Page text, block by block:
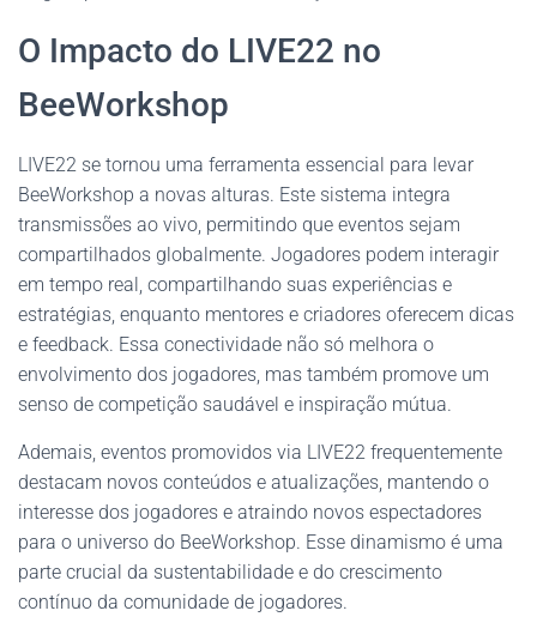
O Impacto do LIVE22 no
BeeWorkshop
LIVE22 se tornou uma ferramenta essencial para levar
BeeWorkshop a novas alturas. Este sistema integra
transmissões ao vivo, permitindo que eventos sejam
compartilhados globalmente. Jogadores podem interagir
em tempo real, compartilhando suas experiências e
estratégias, enquanto mentores e criadores oferecem dicas
e feedback. Essa conectividade não só melhora o
envolvimento dos jogadores, mas também promove um
senso de competição saudável e inspiração mútua.
Ademais, eventos promovidos via LIVE22 frequentemente
destacam novos conteúdos e atualizações, mantendo o
interesse dos jogadores e atraindo novos espectadores
para o universo do BeeWorkshop. Esse dinamismo é uma
parte crucial da sustentabilidade e do crescimento
contínuo da comunidade de jogadores.